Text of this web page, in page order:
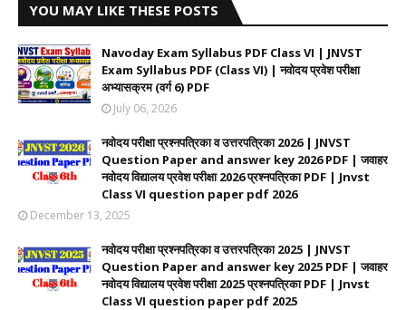
YOU MAY LIKE THESE POSTS
Navoday Exam Syllabus PDF Class VI | JNVST
Exam Syllabus PDF (Class VI) | नवोदय प्रवेश परीक्षा
अभ्यासक्रम (वर्ग 6) PDF
July 06, 2026
नवोदय परीक्षा प्रश्नपत्रिका व उत्तरपत्रिका 2026 | JNVST
Question Paper and answer key 2026 PDF | जवाहर
नवोदय विद्यालय प्रवेश परीक्षा 2026 प्रश्नपत्रिका PDF | Jnvst
Class VI question paper pdf 2026
December 13, 2025
नवोदय परीक्षा प्रश्नपत्रिका व उत्तरपत्रिका 2025 | JNVST
Question Paper and answer key 2025 PDF | जवाहर
नवोदय विद्यालय प्रवेश परीक्षा 2025 प्रश्नपत्रिका PDF | Jnvst
Class VI question paper pdf 2025